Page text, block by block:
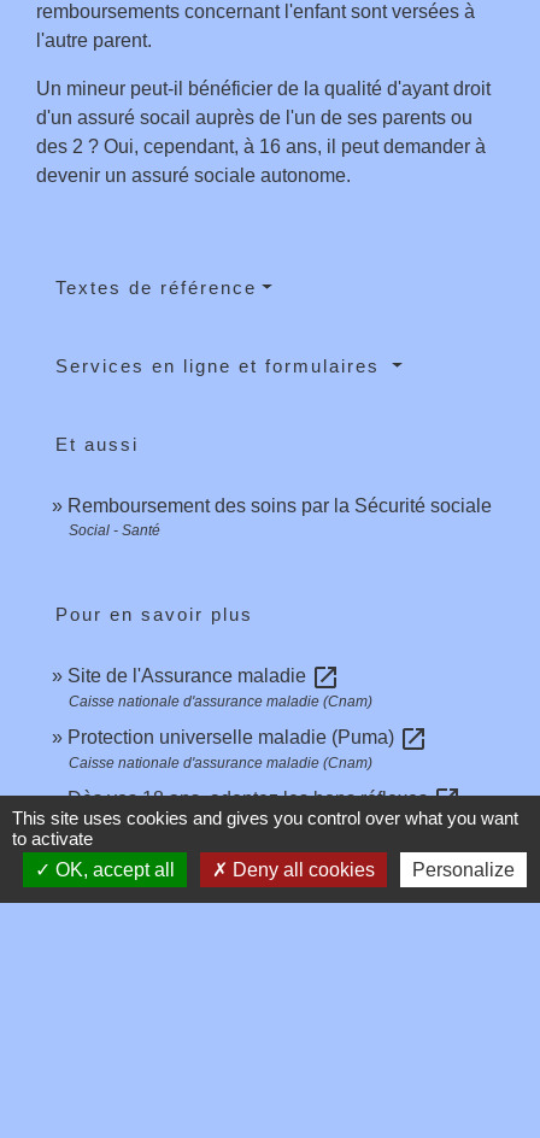
remboursements concernant l'enfant sont versées à
l'autre parent.
Un mineur peut-il bénéficier de la qualité d'ayant droit
d'un assuré socail auprès de l'un de ses parents ou
des 2 ? Oui, cependant, à 16 ans, il peut demander à
devenir un assuré sociale autonome.
Textes de référence
Services en ligne et formulaires
Et aussi
Remboursement des soins par la Sécurité sociale
Social - Santé
Pour en savoir plus
Site de l'Assurance maladie open_in_new
Caisse nationale d'assurance maladie (Cnam)
Protection universelle maladie (Puma) open_in_new
Caisse nationale d'assurance maladie (Cnam)
Dès vos 18 ans, adoptez les bons réflexesopen_in_new
Ameli.fr
Signaler une erreur sur cette page
This site uses cookies and gives you control over what you want
to activate
OK, accept all
Deny all cookies Personalize